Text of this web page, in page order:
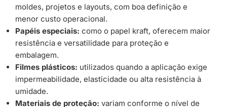
moldes, projetos e layouts, com boa definição e
menor custo operacional.
Papéis especiais: como o papel kraft, oferecem maior
resistência e versatilidade para proteção e
embalagem.
Filmes plásticos: utilizados quando a aplicação exige
impermeabilidade, elasticidade ou alta resistência à
umidade.
Materiais de proteção: variam conforme o nível de